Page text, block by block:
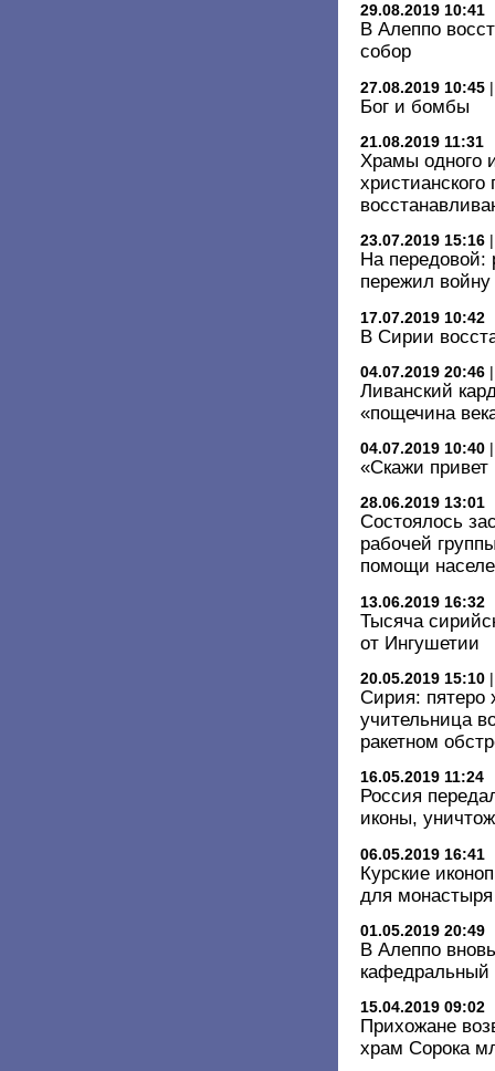
29.08.2019 10:41
В Алеппо
собор
27.08.2019 10:45
Бог и бомбы
21.08.2019 11:31
Храмы одного
23.07.2019 15:16
На
пережил
17.07.2019 10:42
В Сирии
04.07.2019 20:46
Ливанский
«пощечина
04.07.2019 10:40
«Скажи привет
28.06.2019 13:01
Состоялось
рабочей
помощи
13.06.2019 16:32
Тысяча
от Ингушетии
20.05.2019 15:10
Сирия: пятеро
учительница
ракетном
16.05.2019 11:24
Россия
иконы,
06.05.2019 16:41
Курские
для
01.05.2019 20:49
В Алеппо
кафедральный
15.04.2019 09:02
Прихожане
храм Сорока